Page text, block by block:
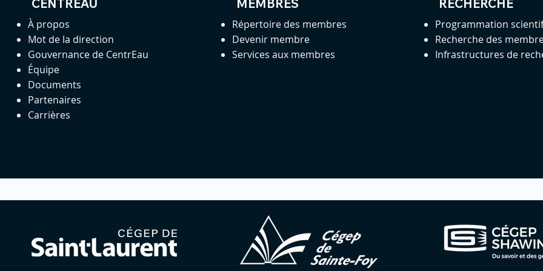
CENTREAU
À propos
Mot de la direction
Gouvernance de CentrEau
Équipe
Documents
Partenaires
Carrières
MEMBRES
Répertoire des membres
Devenir membre
Services aux membres
RECHERCHE
Programmation
Recherche des
Infrastructures de